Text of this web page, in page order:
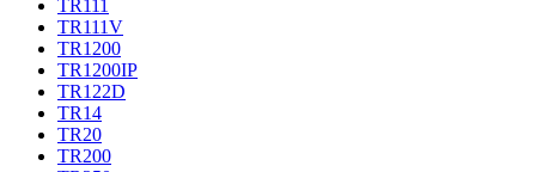
TR111
TR111V
TR1200
TR1200IP
TR122D
TR14
TR20
TR200